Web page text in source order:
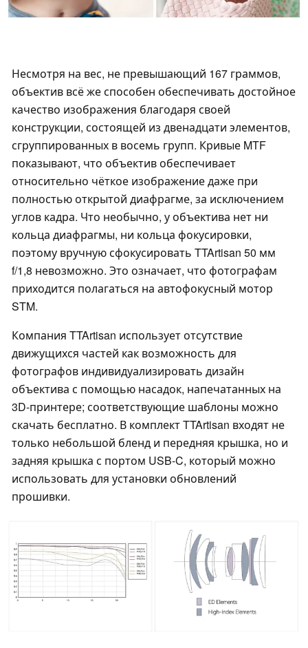
Несмотря на вес, не превышающий 167 граммов,
объектив всё же способен обеспечивать достойное
качество изображения благодаря своей
конструкции, состоящей из двенадцати элементов,
сгруппированных в восемь групп. Кривые MTF
показывают, что объектив обеспечивает
относительно чёткое изображение даже при
полностью открытой диафрагме, за исключением
углов кадра. Что необычно, у объектива нет ни
кольца диафрагмы, ни кольца фокусировки,
поэтому вручную сфокусировать TTArtisan 50 мм
f/1,8 невозможно. Это означает, что фотографам
приходится полагаться на автофокусный мотор
STM.
Компания TTArtisan использует отсутствие
движущихся частей как возможность для
фотографов индивидуализировать дизайн
объектива с помощью насадок, напечатанных на
3D-принтере; соответствующие шаблоны можно
скачать бесплатно. В комплект TTArtisan входят не
только небольшой бленд и передняя крышка, но и
задняя крышка с портом USB-C, который можно
использовать для установки обновлений
прошивки.